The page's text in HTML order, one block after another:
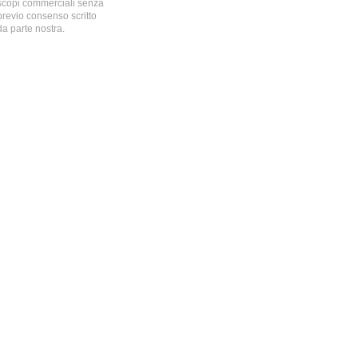
commerciali senza
consenso scritto
parte nostra.